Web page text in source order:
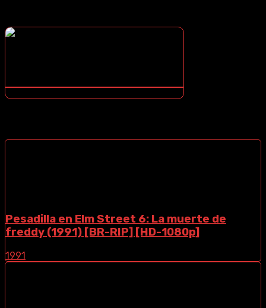
Pesadilla en Elm Street 6: La muerte de
freddy (1991) [BR-RIP] [HD-1080p]
1991